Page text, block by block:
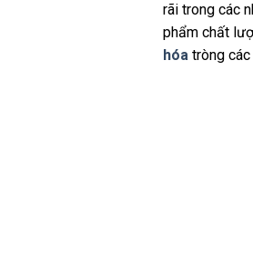
rãi trong các
phẩm chất
hóa tròng